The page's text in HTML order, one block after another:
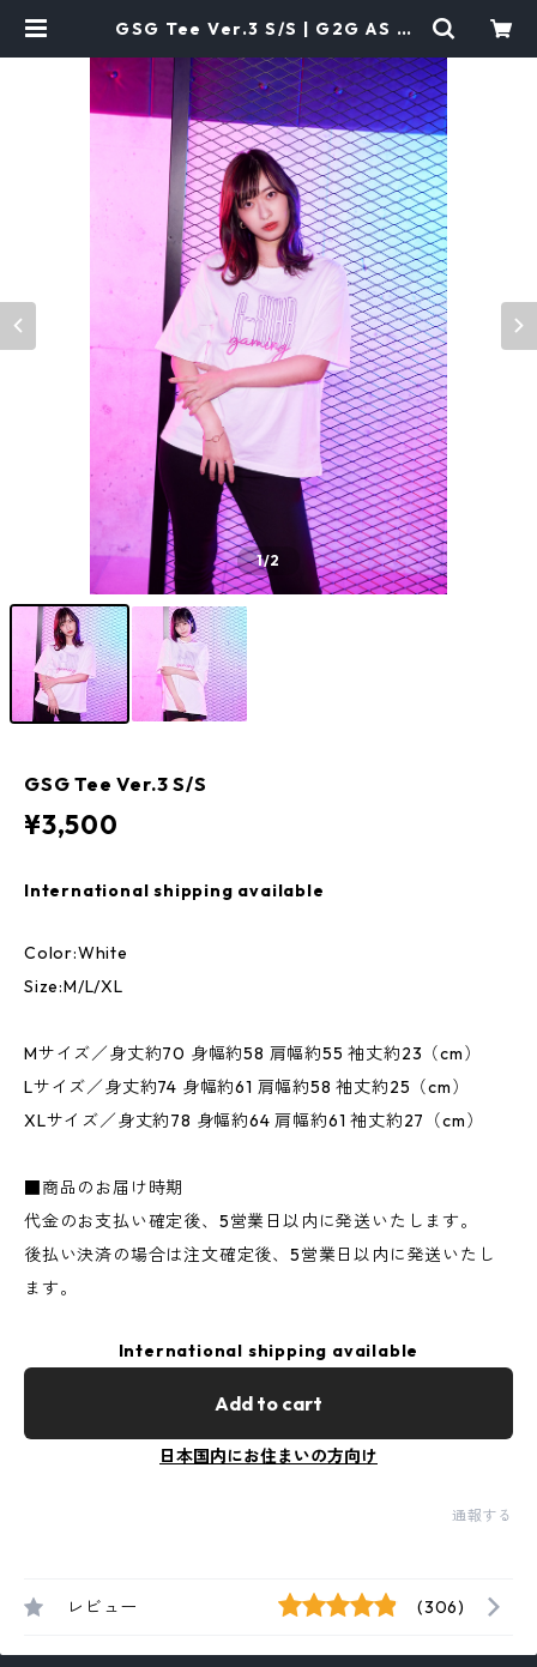
GSG Tee Ver.3 S/S | G2G AS ST
1/2
GSG Tee Ver.3 S/S
¥3,500
International shipping available
Color:White
Size:M/L/XL
Mサイズ／身丈約70 身幅約58 肩幅約55 袖丈約23（cm）
Lサイズ／身丈約74 身幅約61 肩幅約58 袖丈約25（cm）
XLサイズ／身丈約78 身幅約64 肩幅約61 袖丈約27（cm）
■商品のお届け時期
代金のお支払い確定後、5営業日以内に発送いたします。
後払い決済の場合は注文確定後、5営業日以内に発送いたし
ます。
International shipping available
Add to cart
日本国内にお住まいの方向け
通報する
レビュー (306)